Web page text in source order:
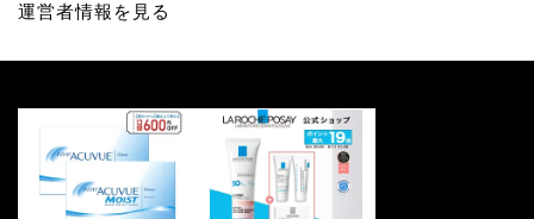
運営者情報を見る